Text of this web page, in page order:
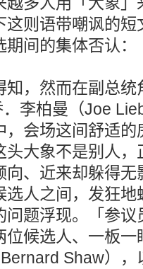
这则语带嘲讽的
间的集体否认：
知，然而在副总统
．李柏曼（Joe
，会场这间舒适
大象不是别人，
向、近来却躲得
选人之间，发狂
问题浮现。「参
位候选人、一板
Shaw），